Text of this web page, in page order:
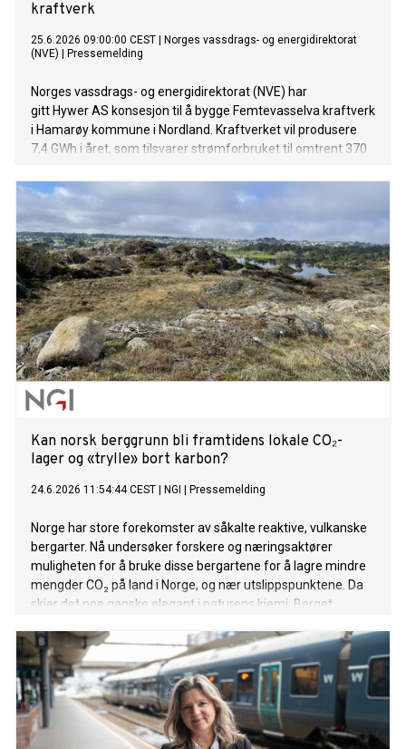
kraftverk
25.6.2026 09:00:00 CEST
Norges vassdrags- og energidirektorat
(NVE)
Pressemelding
Norges vassdrags- og energidirektorat (NVE) har
gitt Hywer AS konsesjon til å bygge Femtevasselva kraftverk
i Hamarøy kommune i Nordland. Kraftverket vil produsere
7,4 GWh i året, som tilsvarer strømforbruket til omtrent 370
de negative konsekvensene for naturmangfold og reindrift.
Kan norsk berggrunn bli framtidens lokale CO₂-
lager og «trylle» bort karbon?
24.6.2026 11:54:44 CEST NGI Pressemelding
Norge har store forekomster av såkalte reaktive, vulkanske
bergarter. Nå undersøker forskere og næringsaktører
muligheten for å bruke disse bergartene for å lagre mindre
mengder CO₂ på land i Norge, og nær utslippspunktene. Da
skjer det noe ganske elegant i naturens kjemi: Berget